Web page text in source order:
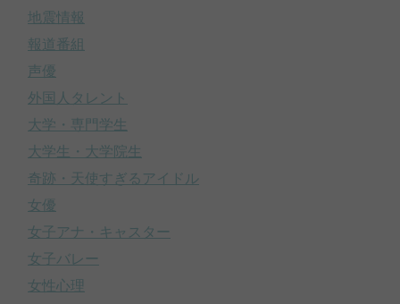
地震情報
報道番組
声優
外国人タレント
大学・専門学生
大学生・大学院生
奇跡・天使すぎるアイドル
女優
女子アナ・キャスター
女子バレー
女性心理